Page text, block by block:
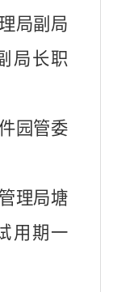
局副局
局长职
园管委
理局塘
用期一